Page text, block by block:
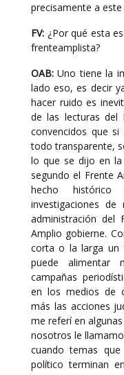
precisamente a
FV: ¿Por qué esta
frenteamplista?
OAB: Uno tiene la
lado eso, es decir
hacer ruido es
de las lecturas del
convencidos que
todo transparente,
lo que se dijo en
segundo el Frente
hecho
investigaciones
administración del
Amplio gobierne.
corta o la larga un
puede alimentar
campañas
en los medios de
más las acciones
me referí en
nosotros le
cuando temas
político terminan